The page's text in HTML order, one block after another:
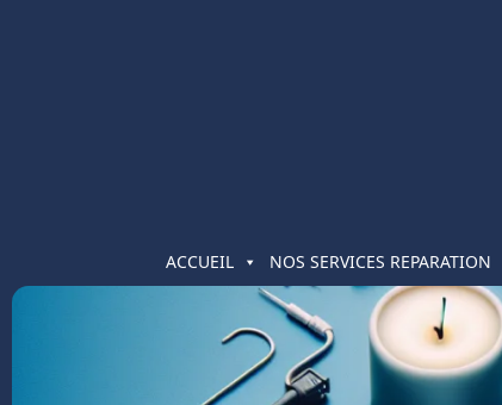
ACCUEIL NOS SERVICES REPARATION